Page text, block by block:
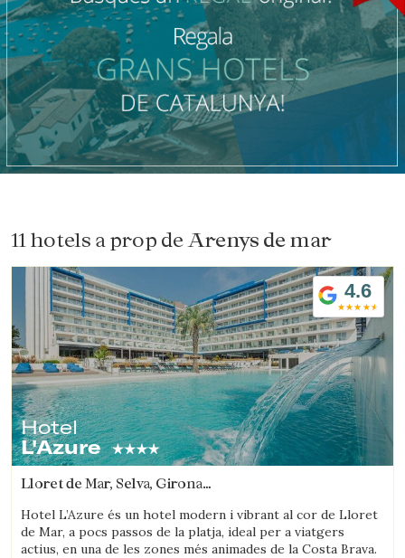
11 hotels a prop de Arenys de mar
4.6
Hotel
L'Azure
Lloret de Mar, Selva, Girona
Hotel L’Azure és un hotel modern i vibrant al cor de Lloret
de Mar, a pocs passos de la platja, ideal per a viatgers
actius, en una de les zones més animades de la Costa Brava.